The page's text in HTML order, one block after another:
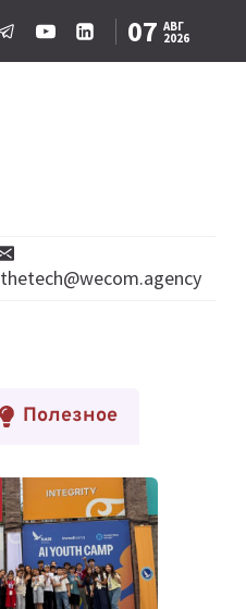
07 АВГ
2026
thetech@wecom.agency
Полезное